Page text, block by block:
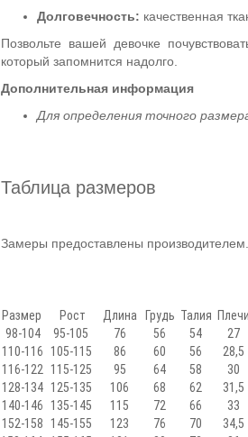
Долговечность: качественная
Позвольте вашей девочке
который запомнится надолго.
Дополнительная информация
Для определения точного
Таблица размеров
Замеры предоставлены производителем.
Размер Рост Длина Грудь Талия Плечи
98-104
95-105 76 56 54
27
110-116
105-115 86 60 56
28,5
116-122
115-125 95 64 58
30
128-134 125-135 106 68 62
31,5
140-146
135-145 115 72 66
33
152-158
145-155 123 76 70
34,5